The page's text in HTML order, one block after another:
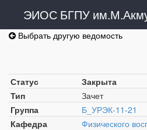
ЭИОС БГПУ
Выбрать другую ведомость
Статус
Закрыта
Тип
Зачет
Группа
Б_УРЭК-11-21
Кафедра
Физического